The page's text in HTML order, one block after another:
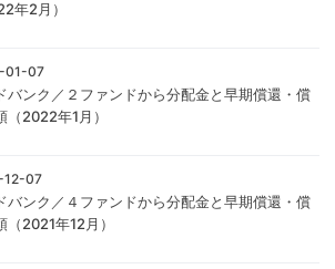
年2月）
01-07
バンク／２ファンドから分配金と早期償還・償
（2022年1月）
12-07
バンク／４ファンドから分配金と早期償還・償
（2021年12月）